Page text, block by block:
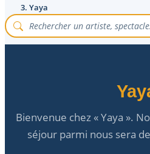
Yaya
Bienvenue chez « Yaya ».
séjour parmi nous sera